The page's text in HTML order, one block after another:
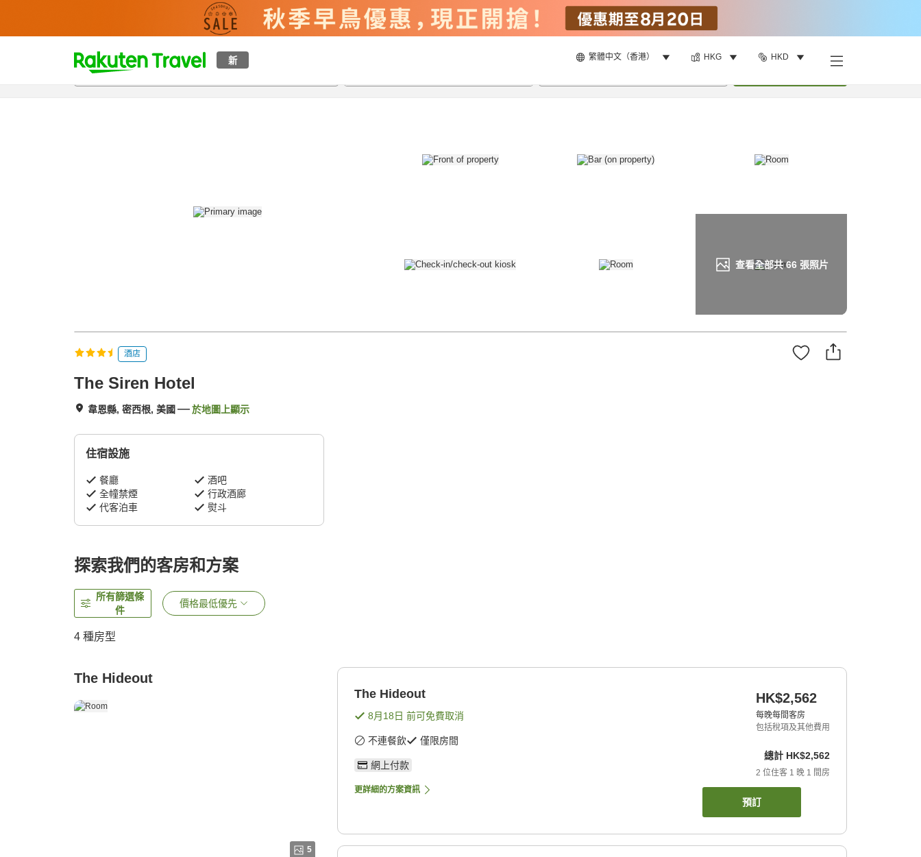
新 繁體中文（香港） HKG HKD
t
p
查看全部共66張照片
概覽房間及住宿方案 評價設施
酒店
The Siren Hotel
韋恩縣, 密西根, 美國 於地圖上顯示
住宿設施
餐廳
酒吧
全幢禁煙
行政酒廊
代客泊車
熨斗
探索我們的客房和方案
所有篩選條
件
價格最低優先
4 種房型
The Hideout
5
The Hideout
8月18日 前可免費取消
不連餐飲 僅限房間
網上付款
更詳細的方案資訊
HK$2,562
每晚每間客房
包括稅項及其他費用
總計 HK$2,562
2 位住客 1 晚 1 間房
預訂